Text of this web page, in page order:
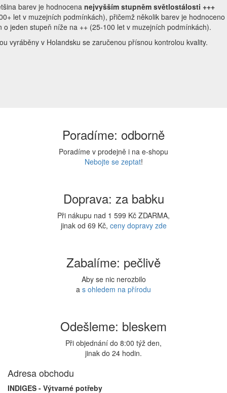
barev je hodnocena nejvyšším stupněm světlostálosti +++
let v muzejních podmínkách), přičemž několik barev je hodnoceno
o jeden stupeň níže na ++ (25-100 let v muzejních podmínkách).
vyráběny v Holandsku se zaručenou přísnou kontrolou kvality.
Poradíme: odborně
Poradíme v prodejně i na e-shopu
Nebojte se zeptat!
Doprava: za babku
Při nákupu nad 1 599 Kč ZDARMA,
jinak od 69 Kč, ceny dopravy zde
Zabalíme: pečlivě
Aby se nic nerozbilo
a s ohledem na přírodu
Odešleme: bleskem
Při objednání do 8:00 týž den,
jinak do 24 hodin.
Adresa obchodu
INDIGES - Výtvarné potřeby